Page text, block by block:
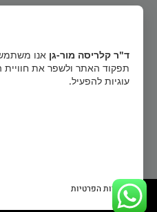
טלפון חירום052-856-1122
© 2022 ד"ר קלריסה מור-גן, כל הזכויות שמורות
ד"ר קלריסה מור-גן אנו
תפקוד האתר ולשפר את
עוגיות להפעיל.
מדיניות הפרטיות